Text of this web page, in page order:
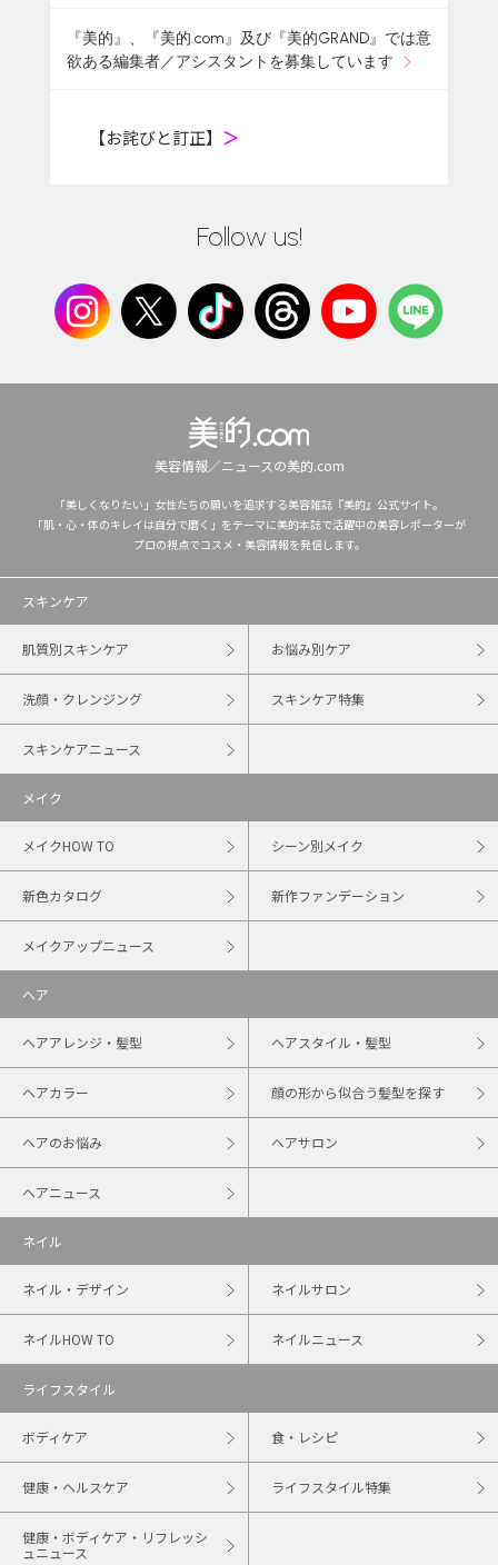
『美的』、『美的.com』及び『美的GRAND』では意
欲ある編集者／アシスタントを募集しています
【お詫びと訂正】 ＞
Follow us!
美容情報／ニュースの美的.com
「美しくなりたい」女性たちの願いを追求する美容雑誌『美的』公式サイト。
「肌・心・体のキレイは自分で磨く」をテーマに美的本誌で活躍中の美容レポーターが
プロの視点でコスメ・美容情報を発信します。
スキンケア
肌質別スキンケア お悩み別ケア
洗顔・クレンジング スキンケア特集
スキンケアニュース
メイク
メイクHOW TO シーン別メイク
新色カタログ 新作ファンデーション
メイクアップニュース
ヘア
ヘアアレンジ・髪型 ヘアスタイル・髪型
ヘアカラー 顔の形から似合う髪型を探す
ヘアのお悩み ヘアサロン
ヘアニュース
ネイル
ネイル・デザイン ネイルサロン
ネイルHOW TO ネイルニュース
ライフスタイル
ボディケア 食・レシピ
健康・ヘルスケア ライフスタイル特集
健康・ボディケア・リフレッシ
ュニュース